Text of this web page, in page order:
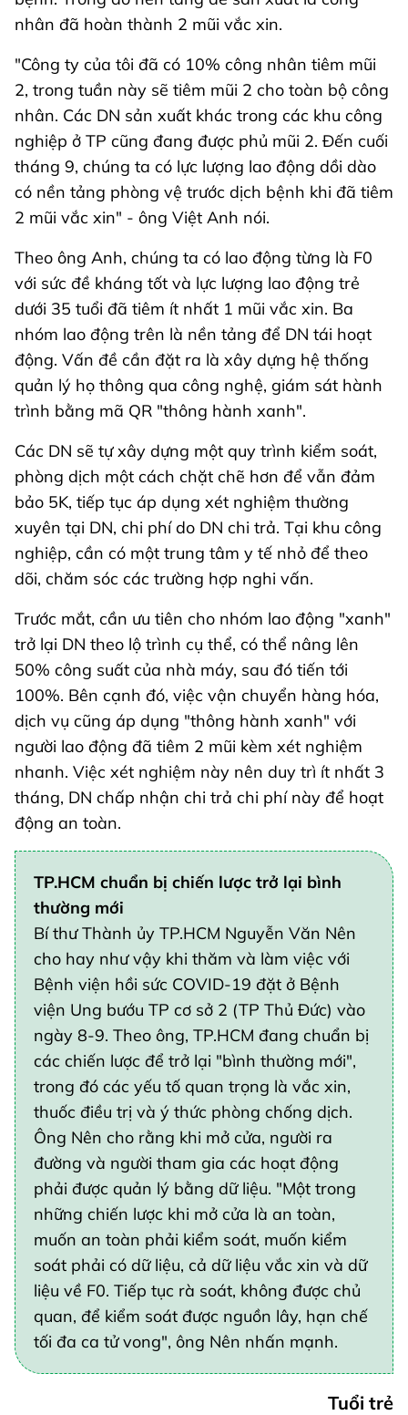
nhân đã hoàn thành 2 mũi vắc xin.
"Công ty của tôi đã có 10% công nhân tiêm mũi
2, trong tuần này sẽ tiêm mũi 2 cho toàn bộ công
nhân. Các DN sản xuất khác trong các khu công
nghiệp ở TP cũng đang được phủ mũi 2. Đến cuối
tháng 9, chúng ta có lực lượng lao động dồi dào
có nền tảng phòng vệ trước dịch bệnh khi đã tiêm
2 mũi vắc xin" - ông Việt Anh nói.
Theo ông Anh, chúng ta có lao động từng là F0
với sức đề kháng tốt và lực lượng lao động trẻ
dưới 35 tuổi đã tiêm ít nhất 1 mũi vắc xin. Ba
nhóm lao động trên là nền tảng để DN tái hoạt
động. Vấn đề cần đặt ra là xây dựng hệ thống
quản lý họ thông qua công nghệ, giám sát hành
trình bằng mã QR "thông hành xanh".
Các DN sẽ tự xây dựng một quy trình kiểm soát,
phòng dịch một cách chặt chẽ hơn để vẫn đảm
bảo 5K, tiếp tục áp dụng xét nghiệm thường
xuyên tại DN, chi phí do DN chi trả. Tại khu công
nghiệp, cần có một trung tâm y tế nhỏ để theo
dõi, chăm sóc các trường hợp nghi vấn.
Trước mắt, cần ưu tiên cho nhóm lao động "xanh"
trở lại DN theo lộ trình cụ thể, có thể nâng lên
50% công suất của nhà máy, sau đó tiến tới
100%. Bên cạnh đó, việc vận chuyển hàng hóa,
dịch vụ cũng áp dụng "thông hành xanh" với
người lao động đã tiêm 2 mũi kèm xét nghiệm
nhanh. Việc xét nghiệm này nên duy trì ít nhất 3
tháng, DN chấp nhận chi trả chi phí này để hoạt
động an toàn.
TP.HCM chuẩn bị chiến lược trở lại bình
thường mới
Bí thư Thành ủy TP.HCM Nguyễn Văn Nên
cho hay như vậy khi thăm và làm việc với
Bệnh viện hồi sức COVID-19 đặt ở Bệnh
viện Ung bướu TP cơ sở 2 (TP Thủ Đức) vào
ngày 8-9. Theo ông, TP.HCM đang chuẩn bị
các chiến lược để trở lại "bình thường mới",
trong đó các yếu tố quan trọng là vắc xin,
thuốc điều trị và ý thức phòng chống dịch.
Ông Nên cho rằng khi mở cửa, người ra
đường và người tham gia các hoạt động
phải được quản lý bằng dữ liệu. "Một trong
những chiến lược khi mở cửa là an toàn,
muốn an toàn phải kiểm soát, muốn kiểm
soát phải có dữ liệu, cả dữ liệu vắc xin và dữ
liệu về F0. Tiếp tục rà soát, không được chủ
quan, để kiểm soát được nguồn lây, hạn chế
tối đa ca tử vong", ông Nên nhấn mạnh.
Tuổi trẻ